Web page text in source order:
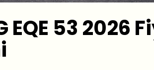
53 2026